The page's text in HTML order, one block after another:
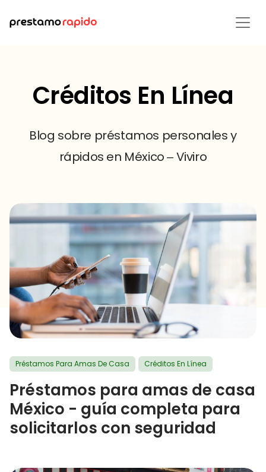
Créditos En Línea
Blog sobre préstamos personales y
rápidos en México – Viviro
Préstamos Para Amas De Casa Créditos En Línea
Préstamos para amas de casa
México - guía completa para
solicitarlos con seguridad